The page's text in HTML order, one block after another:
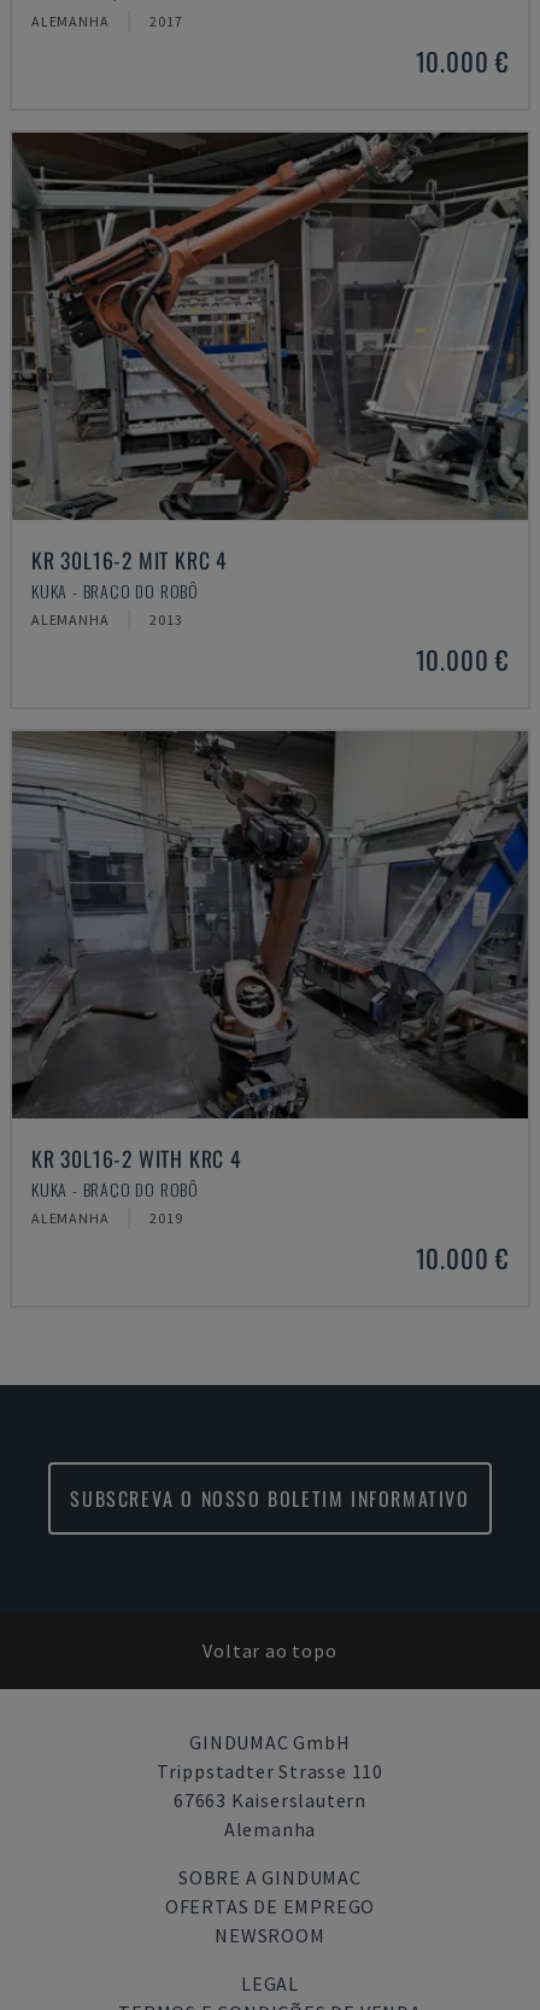
ALEMANHA 2017
10.000 €
KR 30L16-2 MIT KRC 4
KUKA - BRAÇO DO ROBÔ
ALEMANHA 2013
10.000 €
KR 30L16-2 WITH KRC 4
KUKA - BRAÇO DO ROBÔ
ALEMANHA 2019
10.000 €
SUBSCREVA O NOSSO BOLETIM INFORMATIVO
Voltar ao topo
GINDUMAC GmbH
Trippstadter Strasse 110
67663 Kaiserslautern
Alemanha
SOBRE A GINDUMAC
OFERTAS DE EMPREGO
NEWSROOM
LEGAL